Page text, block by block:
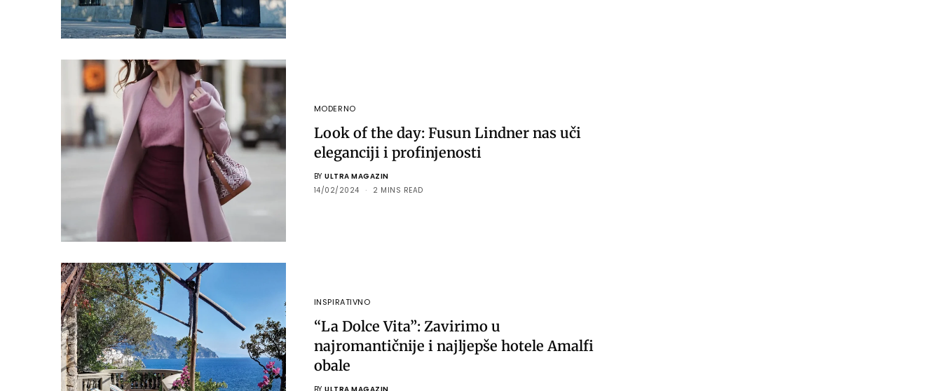
MODERNO
Look of the day: Fusun Lindner nas uči
eleganciji i profinjenosti
BY ULTRA MAGAZIN
14/02/2024
2 MINS READ
INSPIRATIVNO
“La Dolce Vita”: Zavirimo u
najromantičnije i najljepše hotele Amalfi
obale